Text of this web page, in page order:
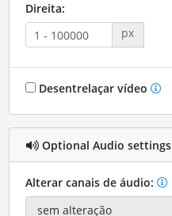
Direita:
px
Desentrelaçar vídeo
Optional Audio settings
Alterar canais de áudio: